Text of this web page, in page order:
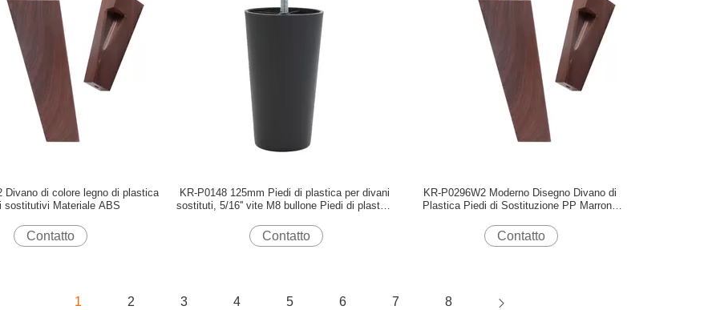
Divano di colore legno di plastica
sostitutivi Materiale ABS
Contatto
KR-P0148 125mm Piedi di plastica per divani
sostituti, 5/16'' vite M8 bullone Piedi di plastica
Contatto
KR-P0296W2 Moderno Disegno Divano di
Plastica Piedi di Sostituzione PP Marrone
Contatto
1 2 3 4 5 6 7 8